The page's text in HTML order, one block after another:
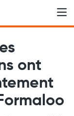
ont